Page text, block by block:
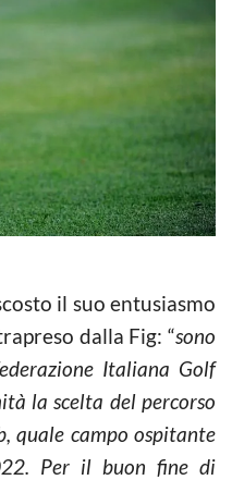
il suo entusiasmo
dalla Fig: “sono
Italiana Golf
la scelta del percorso
quale campo ospitante
Per il buon fine di